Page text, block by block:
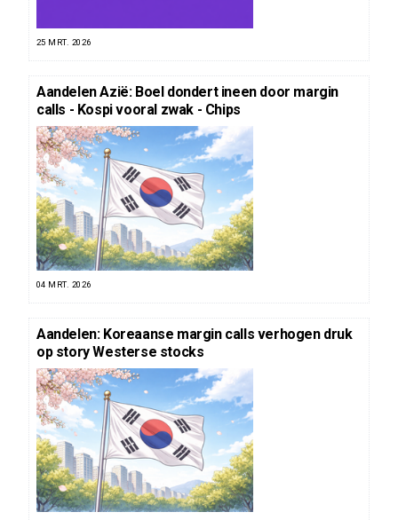
25 MRT. 2026
Aandelen Azië: Boel dondert ineen door margin
calls - Kospi vooral zwak - Chips
04 MRT. 2026
Aandelen: Koreaanse margin calls verhogen druk
op story Westerse stocks